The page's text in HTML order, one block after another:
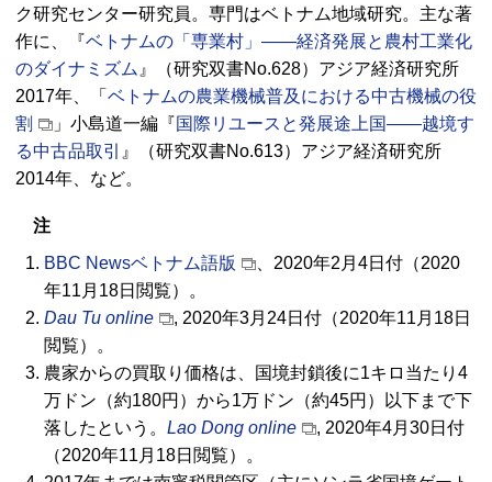
ク研究センター研究員。専門はベトナム地域研究。主な著
作に、『ベトナムの「専業村」――経済発展と農村工業化
のダイナミズム 』（研究双書No.628）アジア経済研究所
2017年、「 ベトナムの農業機械普及における中古機械の役
割
」小島道一編『国際リユースと発展途上国――越境す
る中古品取引
』（研究双書No.613）アジア経済研究所
2014年、など。
注
BBC Newsベトナム語版
、2020年2月4日付（2020
年11月18日閲覧）。
Dau Tu online
, 2020年3月24日付（2020年11月18日
閲覧）。
農家からの買取り価格は、国境封鎖後に1キロ当たり4
万ドン（約180円）から1万ドン（約45円）以下まで下
落したという。 Lao Dong online
, 2020年4月30日付
（2020年11月18日閲覧）。